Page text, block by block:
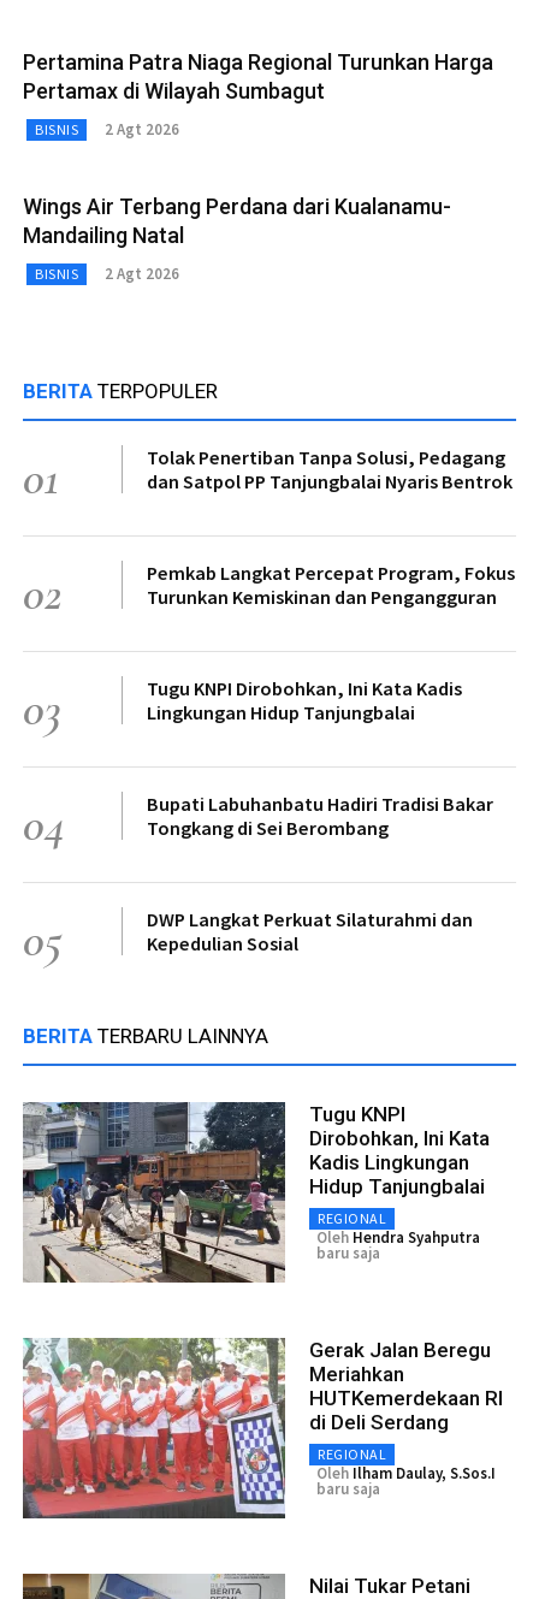
Pertamina Patra Niaga Regional Turunkan Harga
Pertamax di Wilayah Sumbagut
BISNIS 2 Agt 2026
Wings Air Terbang Perdana dari Kualanamu-
Mandailing Natal
BISNIS 2 Agt 2026
BERITA TERPOPULER
01
Tolak Penertiban Tanpa Solusi, Pedagang
dan Satpol PP Tanjungbalai Nyaris Bentrok
02
Pemkab Langkat Percepat Program, Fokus
Turunkan Kemiskinan dan Pengangguran
03
Tugu KNPI Dirobohkan, Ini Kata Kadis
Lingkungan Hidup Tanjungbalai
04
Bupati Labuhanbatu Hadiri Tradisi Bakar
Tongkang di Sei Berombang
05
DWP Langkat Perkuat Silaturahmi dan
Kepedulian Sosial
BERITA TERBARU LAINNYA
Tugu KNPI
Dirobohkan, Ini Kata
Kadis Lingkungan
Hidup Tanjungbalai
REGIONAL
Oleh Hendra Syahputra
baru saja
Gerak Jalan Beregu
Meriahkan
HUTKemerdekaan RI
di Deli Serdang
REGIONAL
Oleh Ilham Daulay, S.Sos.I
baru saja
Nilai Tukar Petani